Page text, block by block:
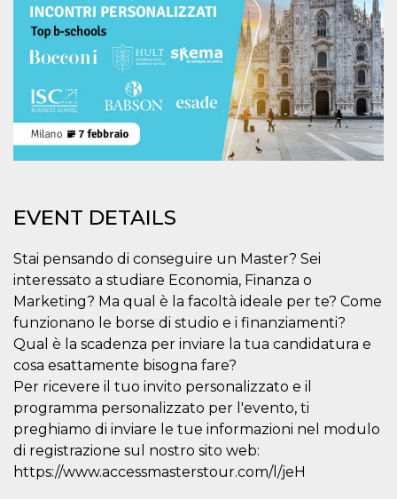
EVENT DETAILS
Stai pensando di conseguire un Master? Sei
interessato a studiare Economia, Finanza o
Marketing? Ma qual è la facoltà ideale per te? Come
funzionano le borse di studio e i finanziamenti?
Qual è la scadenza per inviare la tua candidatura e
cosa esattamente bisogna fare?
Per ricevere il tuo invito personalizzato e il
programma personalizzato per l'evento, ti
preghiamo di inviare le tue informazioni nel modulo
di registrazione sul nostro sito web:
https://www.accessmasterstour.com/l/jeH
Name
Provider /
Domain
Expiration Description
cf_clearance
Cloudflare,
Inc.
1 year
This cookie
is used by
the
CloudFlare
service to
identify
trusted web
traffic and
override any
security
website's
features and
in providing
protection
against
visitors.
wordpress_test_cookie
Automattic
Inc.
.oooh.events
sites built
Tests
whether or